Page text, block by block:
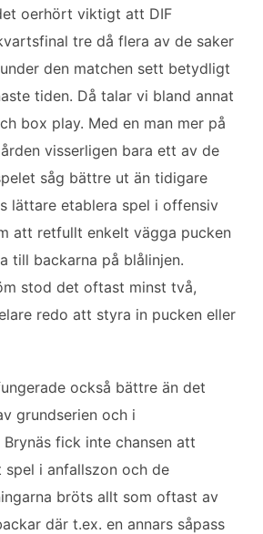
oerhört viktigt att DIF
tre då flera av de saker
den matchen sett betydligt
tiden. Då talar vi bland annat
box play. Med en man mer på
visserligen bara ett av de
såg bättre ut än tidigare
lättare etablera spel i offensiv
att retfullt enkelt vägga pucken
till backarna på blålinjen.
stod det oftast minst två,
redo att styra in pucken eller
också bättre än det
grundserien och i
fick inte chansen att
i anfallszon och de
bröts allt som oftast av
där t.ex. en annars såpass